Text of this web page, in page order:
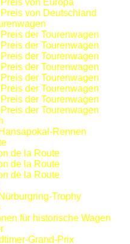
von Deutschland
der Tourenwagen
der Tourenwagen
der Tourenwagen
der Tourenwagen
der Tourenwagen
der Tourenwagen
der Tourenwagen
der Tourenwagen
Rennen
de la Route
de la Route
de la Route
Trophy
für historische Wagen
Grand-Prix